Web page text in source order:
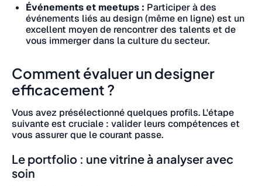
Événements et meetups : Participer à des
événements liés au design (même en ligne) est un
excellent moyen de rencontrer des talents et de
vous immerger dans la culture du secteur.
Comment évaluer un designer
efficacement ?
Vous avez présélectionné quelques profils. L'étape
suivante est cruciale : valider leurs compétences et
vous assurer que le courant passe.
Le portfolio : une vitrine à analyser avec
soin